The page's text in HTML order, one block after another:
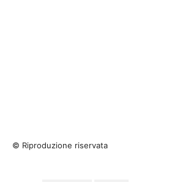
© Riproduzione riservata